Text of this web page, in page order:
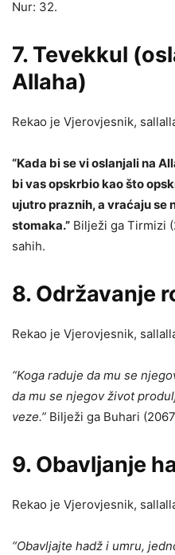
Nur: 32.
7. Tevekkul
Allaha)
Rekao je Vjerovjesnik,
“Kada bi se vi oslanjali na
bi vas opskrbio kao što
ujutro praznih, a vraćaju se
stomaka.” Bilježi ga Tirmizi
sahih.
8. Održavanje
Rekao je Vjerovjesnik,
“Koga raduje da mu se
da mu se njegov život
veze.” Bilježi ga Buhari
9. Obavljanje
Rekao je Vjerovjesnik,
“Obavljajte hadž i umru,